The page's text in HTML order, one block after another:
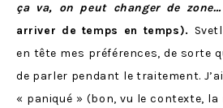
ça va, on peut changer de zone…
arriver de temps en temps).
en tête mes préférences, de sorte
de parler pendant le traitement.
« paniqué » (bon, vu le contexte, la